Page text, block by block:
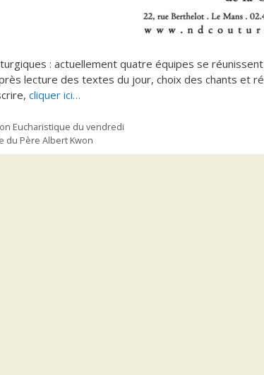
: actuellement quatre équipes se
lecture des textes du jour, choix des chants et
cliquer ici…
Eucharistique du vendredi
du Père Albert Kwon